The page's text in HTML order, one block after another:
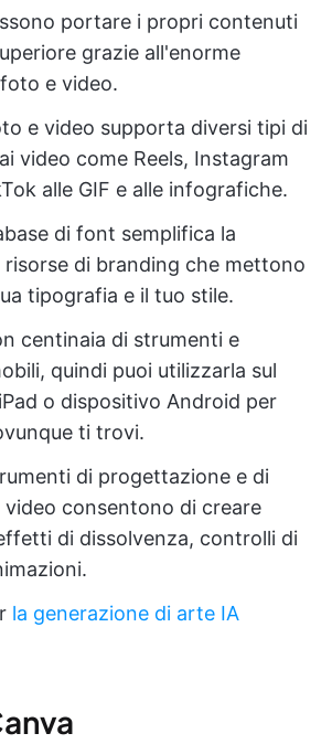
portare i propri contenuti
grazie all'enorme
e video.
e video supporta diversi tipi di
video come Reels, Instagram
alle GIF e alle infografiche.
di font semplifica la
risorse di branding che mettono
tipografia e il tuo stile.
centinaia di strumenti e
quindi puoi utilizzarla sul
o dispositivo Android per
ti trovi.
di progettazione e di
video consentono di creare
di dissolvenza, controlli di
la generazione di arte IA